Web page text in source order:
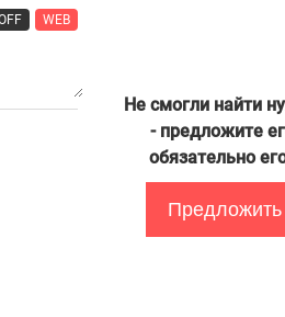
WEB
Не смогли найти
- предложите
обязательно